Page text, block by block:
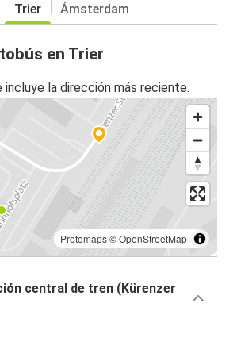
Trier Ámsterdam
en Trier
la dirección más reciente.
Protomaps©OpenStreetMap
central de tren (Kürenzer